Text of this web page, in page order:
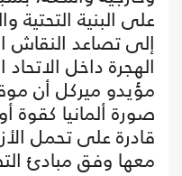
على البنية التحتية
إلى تصاعد
الهجرة داخل
مؤيدو ميركل أن
صورة ألمانيا كقوة
قادرة على تحمل
معها وفق مبادئ